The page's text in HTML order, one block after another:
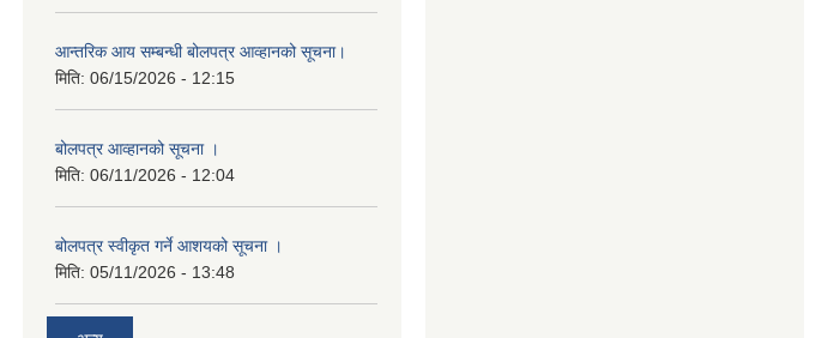
आन्तरिक आय सम्बन्धी बोलपत्र आव्हानको सूचना।
मिति: 06/15/2026 - 12:15
बोलपत्र आव्हानको सूचना ।
मिति: 06/11/2026 - 12:04
बोलपत्र स्वीकृत गर्ने आशयको सूचना ।
मिति: 05/11/2026 - 13:48